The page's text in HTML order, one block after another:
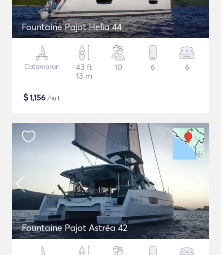
Fountaine Pajot Helia 44
Catamaran
43 ft
13 m
10 6 6
$1,156 /nuit
Fountaine Pajot Astréa 42